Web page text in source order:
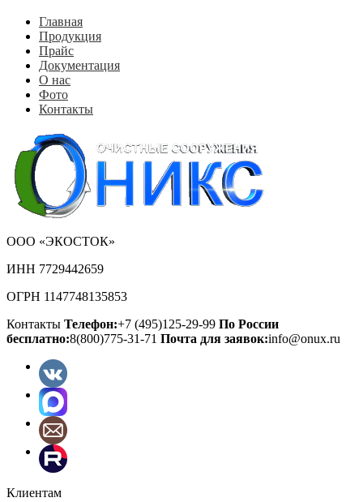
Главная
Продукция
Прайс
Документация
О нас
Фото
Контакты
ООО «ЭКОСТОК»
ИНН 7729442659
ОГРН 1147748135853
Контакты Телефон:+7 (495)125-29-99 По России
бесплатно:8(800)775-31-71 Почта для заявок:info@onux.ru
Клиентам